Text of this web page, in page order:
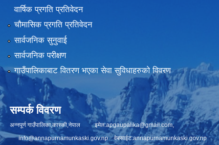
वार्षिक प्रगति प्रतिवेदन
चौमासिक प्रगति प्रतिवेदन
सार्वजनिक सुनुवाई
सार्वजनिक परीक्षण
गाउँपालिकाबाट वितरण भएका सेवा सुविधाहरुको विवरण
सम्पर्क विवरण
अन्नपूर्ण गाउँपालिका,कास्की,नेपाल इमेल:apgaupalika@gmail.com,
info@annapurnamunkaski.gov.npवेबसाईट:annapurnamunkaski.gov.np